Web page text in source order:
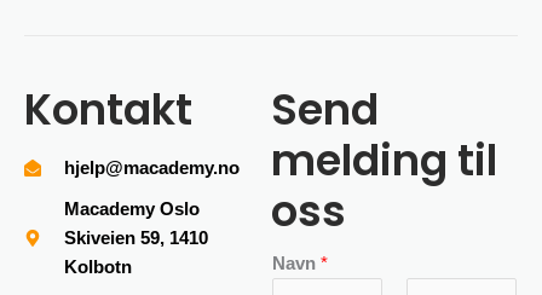
Kontakt
hjelp@macademy.no
Macademy Oslo
Skiveien 59, 1410
Kolbotn
Send
melding til
oss
Navn *